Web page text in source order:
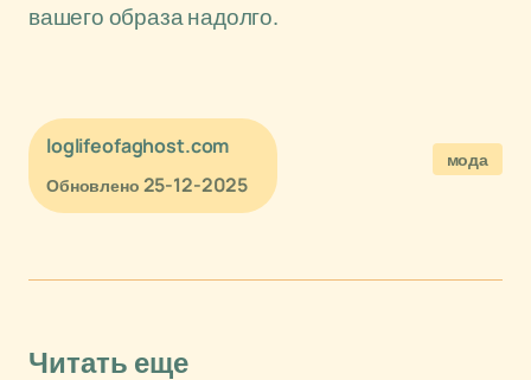
вашего образа надолго.
loglifeofaghost.com
Обновлено 25-12-2025
мода
Читать еще